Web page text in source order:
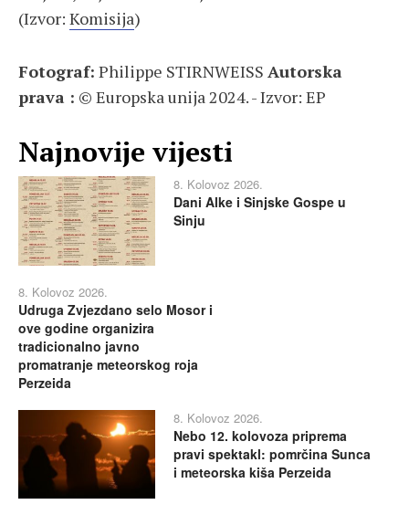
(Izvor: Komisija)
Fotograf: Philippe STIRNWEISS Autorska
prava : © Europska unija 2024. - Izvor: EP
Najnovije vijesti
8. Kolovoz 2026.
Dani Alke i Sinjske Gospe u
Sinju
8. Kolovoz 2026.
Udruga Zvjezdano selo Mosor i
ove godine organizira
tradicionalno javno
promatranje meteorskog roja
Perzeida
8. Kolovoz 2026.
Nebo 12. kolovoza priprema
pravi spektakl: pomrčina Sunca
i meteorska kiša Perzeida